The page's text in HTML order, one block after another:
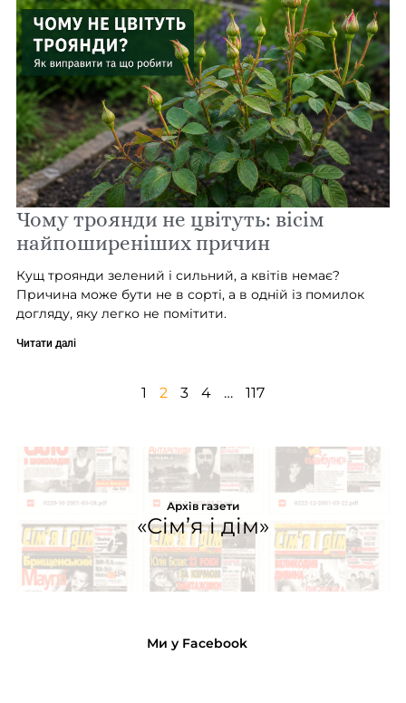
Чому троянди не цвітуть: вісім
найпоширеніших причин
Кущ троянди зелений і сильний, а квітів немає?
Причина може бути не в сорті, а в одній із помилок
догляду, яку легко не помітити.
Читати далі
1 2 3 4 … 117
Архів газети
«Сім’я і дім»
Ми у Facebook